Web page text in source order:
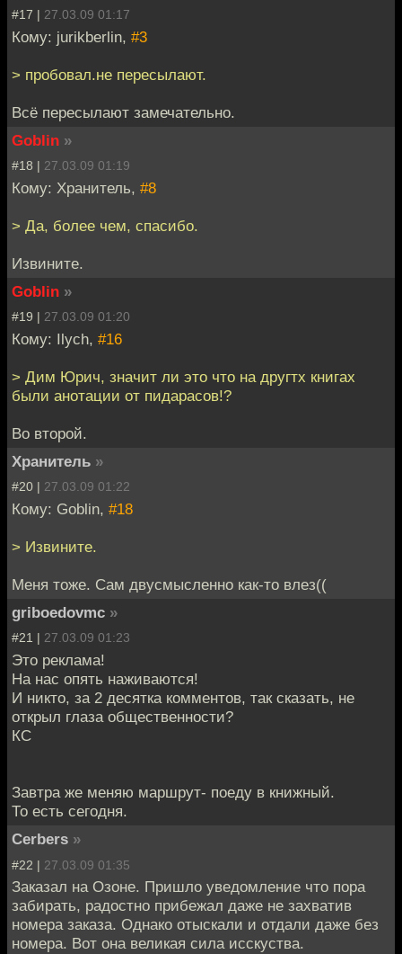
#17 | 27.03.09 01:17
Кому: jurikberlin, #3
> пробовал.не пересылают.
Всё пересылают замечательно.
Goblin »
#18 | 27.03.09 01:19
Кому: Хранитель, #8
> Да, более чем, спасибо.
Извините.
Goblin »
#19 | 27.03.09 01:20
Кому: Ilych, #16
> Дим Юрич, значит ли это что на другтх книгах
были анотации от пидарасов!?
Во второй.
Хранитель »
#20 | 27.03.09 01:22
Кому: Goblin, #18
> Извините.
Меня тоже. Сам двусмысленно как-то влез((
griboedovmc »
#21 | 27.03.09 01:23
Это реклама!
На нас опять наживаются!
И никто, за 2 десятка комментов, так сказать, не
открыл глаза общественности?
КС
Завтра же меняю маршрут- поеду в книжный.
То есть сегодня.
Cerbers »
#22 | 27.03.09 01:35
Заказал на Озоне. Пришло уведомление что пора
забирать, радостно прибежал даже не захватив
номера заказа. Однако отыскали и отдали даже без
номера. Вот она великая сила исскуства.